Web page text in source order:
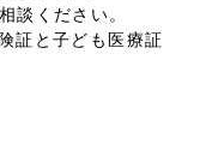
談ください。
証と子ども医療証